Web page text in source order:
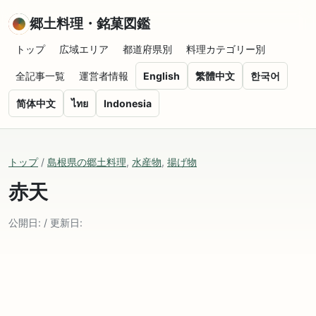
郷土料理・銘菓図鑑
トップ 広域エリア 都道府県別 料理カテゴリー別
全記事一覧 運営者情報 English 繁體中文 한국어
简体中文 ไทย Indonesia
トップ/ 島根県の郷土料理, 水産物, 揚げ物
赤天
公開日: / 更新日: